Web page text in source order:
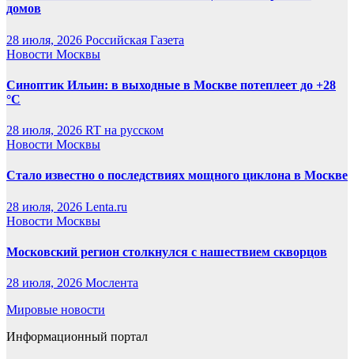
домов
28 июля, 2026 Российская Газета
Новости Москвы
Синоптик Ильин: в выходные в Москве потеплеет до +28
°C
28 июля, 2026 RT на русском
Новости Москвы
Стало известно о последствиях мощного циклона в Москве
28 июля, 2026 Lenta.ru
Новости Москвы
Московский регион столкнулся с нашествием скворцов
28 июля, 2026 Мослента
Мировые новости
Информационный портал